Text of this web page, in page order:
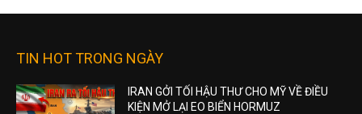
TIN HOT TRONG NGÀY
IRAN GỞI TỐI HẬU THƯ CHO MỸ VỀ ĐIỀU
KIỆN MỞ LẠI EO BIỂN HORMUZ